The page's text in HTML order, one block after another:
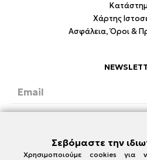
Χάρτης
Ασφάλεια, Όροι &
Σεβόμαστε την
Χρησιμοποιούμε cookies